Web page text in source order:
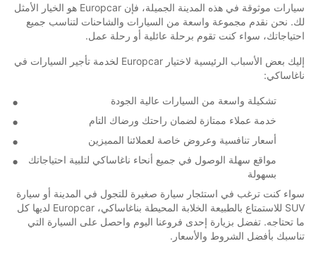
سيارات موثوقة في هذه المدينة الجميلة، فإن Europcar هو الخيار الأمثل
لك. نحن نقدم مجموعة واسعة من السيارات والشاحنات لتناسب جميع
احتياجاتك، سواء كنت تقوم برحلة عائلية أو رحلة عمل.
إليك بعض الأسباب الرئيسية لاختيار Europcar لخدمة تأجير السيارات في
ناغاساكي:
تشكيلة واسعة من السيارات عالية الجودة
خدمة عملاء ممتازة لضمان راحتك ورضاك التام
أسعار تنافسية وعروض خاصة لعملائنا المميزين
مواقع سهلة الوصول في جميع أنحاء ناغاساكي لتلبية احتياجاتك
بسهولة
سواء كنت ترغب في استئجار سيارة صغيرة للتجول في المدينة أو سيارة
SUV للاستمتاع بالطبيعة الخلابة المحيطة بناغاساكي، Europcar لديها كل
ما تحتاجه. تفضل بزيارة إحدى فروعنا اليوم واحصل على السيارة التي
تناسبك بأفضل الشروط والأسعار.